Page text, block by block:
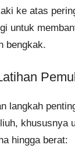
ke atas
untuk
bengkak.
langkah
khususnya
hingga berat: